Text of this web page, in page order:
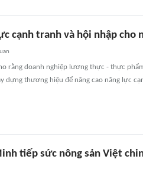
cạnh tranh và hội nhập cho
rằng doanh nghiệp lương thực - thực
dựng thương hiệu để nâng cao năng lực
tiếp sức nông sản Việt